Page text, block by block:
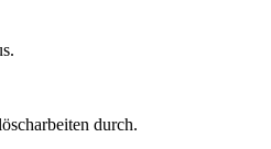
durch.